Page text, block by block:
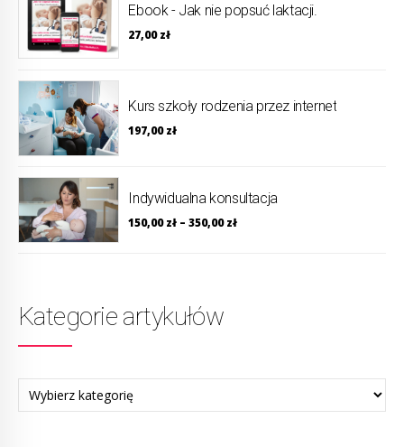
Ebook - Jak nie popsuć laktacji.
27,00zł
Kurs szkoły rodzenia przez internet
197,00zł
Indywidualna konsultacja
150,00zł –350,00zł
Kategorie artykułów